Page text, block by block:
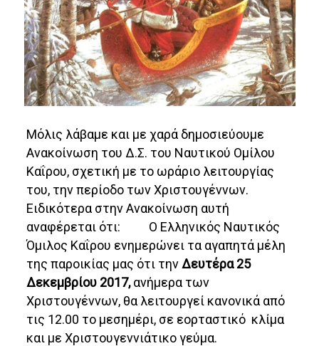
Μόλις λάβαμε και με χαρά δημοσιεύουμε
Ανακοίνωση του Δ.Σ. του Ναυτικού Ομίλου
Καΐρου, σχετική με το ωράριο λειτουργίας
του, την περίοδο των Χριστουγέννων.
Ειδικότερα στην Ανακοίνωση αυτή
αναφέρεται ότι: Ο Ελληνικός Ναυτικός
Όμιλος Καΐρου ενημερώνει τα αγαπητά μέλη
της παροικίας μας ότι την Δευτέρα 25
Δεκεμβρίου 2017,ανήμερα των
Χριστουγέννων, θα λειτουργεί κανονικά από
τις 12.00 το μεσημέρι, σε εορταστικό κλίμα
και με Χριστουγεννιάτικο γεύμα.